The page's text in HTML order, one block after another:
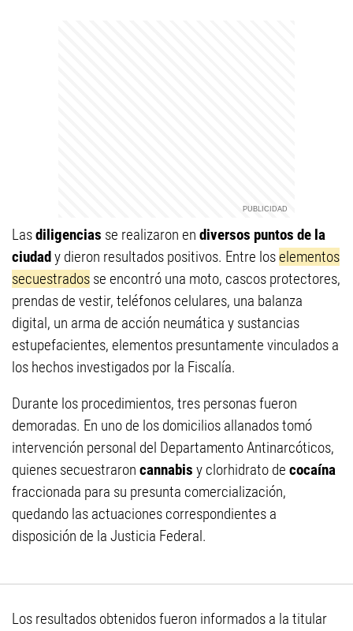
Lasdiligencias se realizaron en diversos puntos de la
ciudady dieron resultados positivos. Entre loselementos
secuestrados se encontró una moto, cascos protectores,
prendas de vestir, teléfonos celulares, una balanza
digital, un arma de acción neumática y sustancias
estupefacientes, elementos presuntamente vinculados a
los hechos investigados por la Fiscalía.
Durante los procedimientos, tres personas fueron
demoradas. En uno de los domicilios allanados tomó
intervención personal del Departamento Antinarcóticos,
quienes secuestraron cannabis y clorhidrato de cocaína
fraccionada para su presunta comercialización,
quedando las actuaciones correspondientes a
disposición de la Justicia Federal.
Los resultados obtenidos fueron informados a la titular